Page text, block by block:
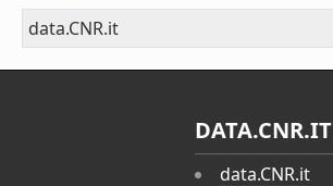
data.CNR.it
DATA.CNR.IT
data.CNR.it